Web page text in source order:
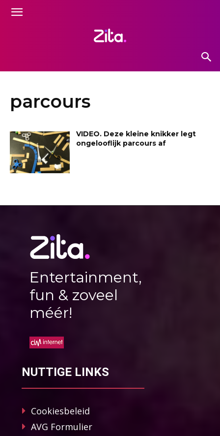
parcours
VIDEO. Deze kleine knikker legt
ongelooflijk parcours af
Entertainment,
fun & zoveel
méér!
NUTTIGE LINKS
Cookiesbeleid
AVG Formulier